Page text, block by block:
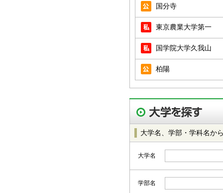
国分寺
東京農業大学第一
国学院大学久我山
柏陽
大学名、学部・学科名か
大学名
学部名